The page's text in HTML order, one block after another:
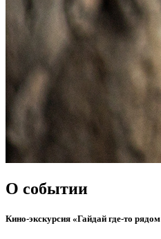
О событии
Кино-экскурсия «Гайдай где-то рядом